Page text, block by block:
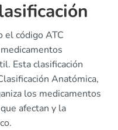
el código ATC
Esta clasificación
Anatómica,
los medicamentos
afectan y la